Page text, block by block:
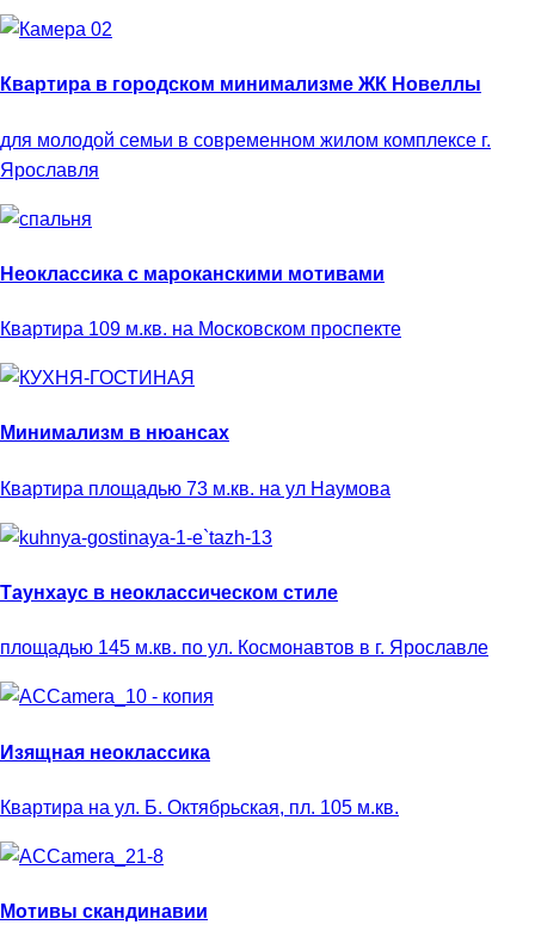
Квартира в городском минимализме ЖК Новеллы
для молодой семьи в современном жилом комплексе г.
Ярославля
Неоклассика с мароканскими мотивами
Квартира 109 м.кв. на Московском проспекте
Минимализм в нюансах
Квартира площадью 73 м.кв. на ул Наумова
Таунхаус в неоклассическом стиле
площадью 145 м.кв. по ул. Космонавтов в г. Ярославле
Изящная неоклассика
Квартира на ул. Б. Октябрьская, пл. 105 м.кв.
Мотивы скандинавии